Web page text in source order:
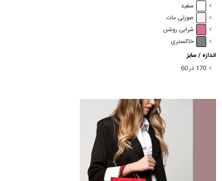
سفید
صورتی مات
شرابی روشن
خاکستری
اندازه / سایز
170 در 60